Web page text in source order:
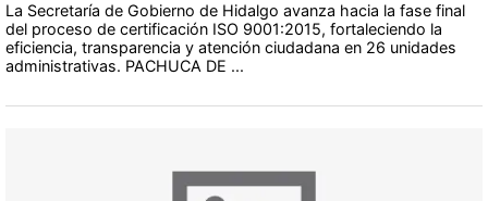
La Secretaría de Gobierno de Hidalgo avanza hacia la fase final
del proceso de certificación ISO 9001:2015, fortaleciendo la
eficiencia, transparencia y atención ciudadana en 26 unidades
administrativas. PACHUCA DE ...